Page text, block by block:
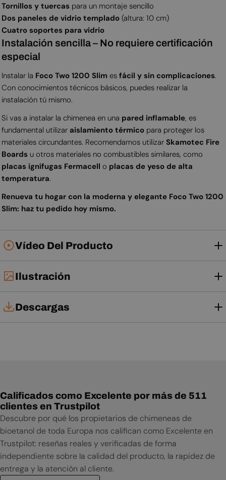
Tornillos y tuercaspara un montaje sencillo
Dos paneles de vidrio templado(altura: 10 cm)
Cuatro soportes para vidrio
Instalación sencilla – No requiere certificación
especial
Instalar la Foco Two 1200 Slimes fácil y sin complicaciones.
Con conocimientos técnicos básicos, puedes realizar la
instalación tú mismo.
Si vas a instalar la chimenea en una pared inflamable, es
fundamental utilizar aislamiento térmicopara proteger los
materiales circundantes. Recomendamos utilizar Skamotec Fire
Boardsu otros materiales no combustibles similares, como
placas ignífugas Fermacell o placas de yeso de alta
temperatura.
Renueva tu hogar con la moderna y elegante Foco Two 1200
Slim: haz tu pedido hoy mismo.
Vídeo Del Producto
Ilustración
Descargas
Calificados como Excelente por más de 511
clientes en Trustpilot
Descubre por qué los propietarios de chimeneas de
bioetanol de toda Europa nos califican como Excelente en
Trustpilot: reseñas reales y verificadas de forma
independiente sobre la calidad del producto, la rapidez de
entrega y la atención al cliente.